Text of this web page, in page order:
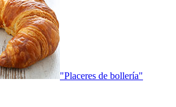
"Placeres de bollería"